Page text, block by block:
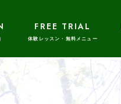
FREE TRIAL